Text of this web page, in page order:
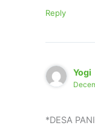
Reply
Yogi
*DESA